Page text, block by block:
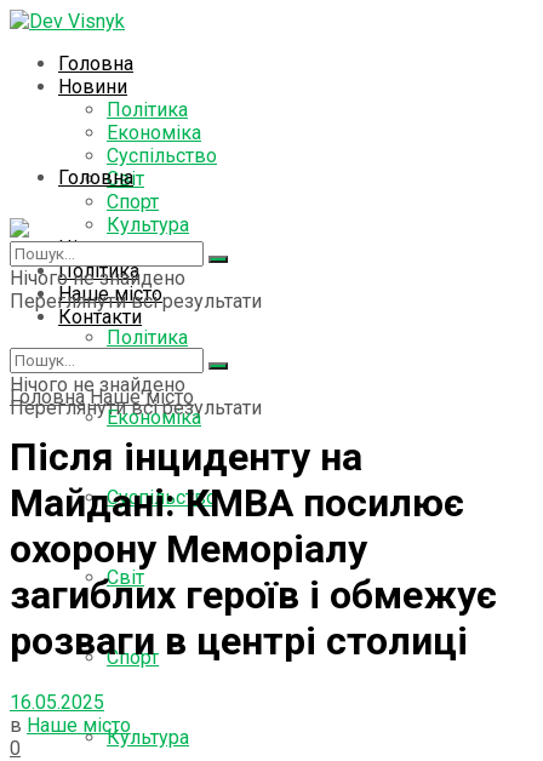
Головна
Новини
Політика
Економіка
Суспільство
Світ
Спорт
Культура
Цікаво знати
Політика
Наше місто
Контакти
Нічого не знайдено
Переглянути всі результати
Головна
Новини
Політика
Економіка
Суспільство
Світ
Спорт
Культура
Нічого не знайдено
Переглянути всі результати
Головна Наше місто
Після інциденту на
Майдані: КМВА посилює
охорону Меморіалу
загиблих героїв і обмежує
розваги в центрі столиці
16.05.2025
в Наше місто
0